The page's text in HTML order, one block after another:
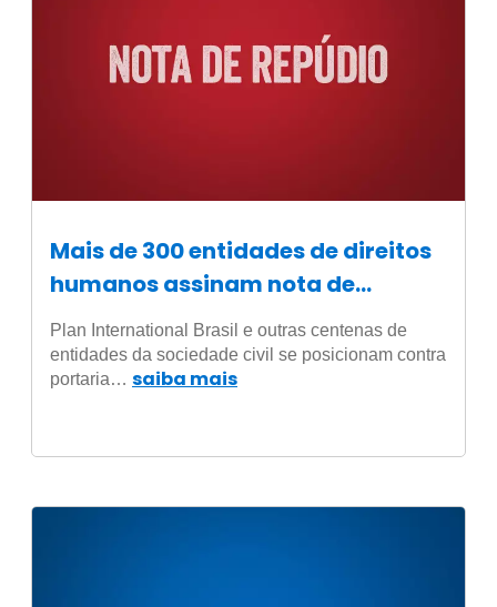
Mais de 300 entidades de direitos
humanos assinam nota de
repúdio contra portaria do
Ministério da Saúde
Plan International Brasil e outras centenas de
entidades da sociedade civil se posicionam contra
portaria… saiba mais